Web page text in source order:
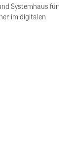
Systemhaus für
im digitalen